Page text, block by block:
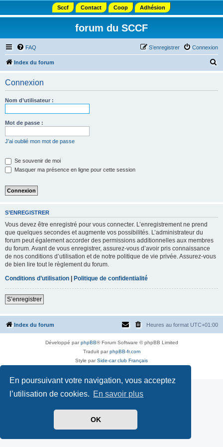
En poursuivant votre navigation, vous acceptez
l’utilisation de cookies. En savoir plus
OK
Sccf Contact Coop Adhésion
forum du SCCF
FAQ Connexion
S’enregistrer
Index du forum
Connexion
Nom d’utilisateur :
Mot de passe :
J’ai oublié mon mot de passe
Se souvenir de moi
Masquer ma présence en ligne pour cette session
S’ENREGISTRER
Vous devez être enregistré pour vous connecter. L’enregistrement ne prend
que quelques secondes et augmente vos possibilités. L’administrateur du
forum peut également accorder des permissions additionnelles aux membres
du forum. Avant de vous enregistrer, assurez-vous d’avoir pris connaissance
de nos conditions d’utilisation et de notre politique de vie privée. Assurez-vous
de bien lire tout le règlement du forum.
Conditions d’utilisation | Politique de confidentialité
S’enregistrer
Index du forum Heures au format UTC+01:00
Développé parphpBB® Forum Software © phpBB Limited
Traduit parphpBB-fr.com
Style parSide-car club Français